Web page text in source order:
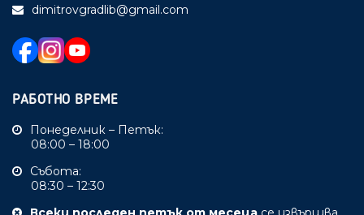
dimitrovgradlib@gmail.com
РАБОТНО ВРЕМЕ
Понеделник – Петък:
08:00 – 18:00
Събота:
08:30 – 12:30